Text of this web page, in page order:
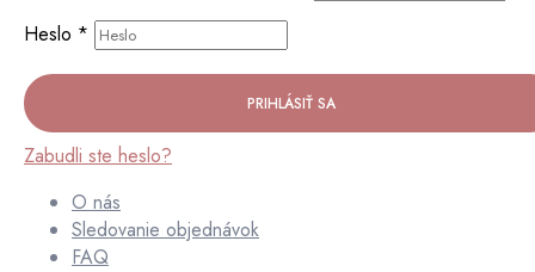
Heslo *
PRIHLÁSIŤ SA
Zabudli ste heslo?
O nás
Sledovanie objednávok
FAQ